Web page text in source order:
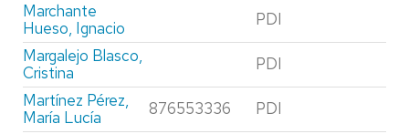
Marchante
Hueso, Ignacio
PDI
Margalejo Blasco,
Cristina
PDI
Martínez Pérez,
María Lucía
876553336
PDI